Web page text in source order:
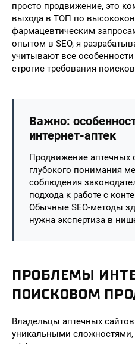
просто продвижение, это
выхода в ТОП по
фармацевтическим
опытом в SEO, я
учитывают все
строгие требования
Важно:
интернет-аптек
Продвижение аптечных
глубокого понимания
соблюдения
подхода к работе с
Обычные SEO-методы
нужна экспертиза в
ПРОБЛЕМЫ
ПОИСКОВОМ
Владельцы аптечных
уникальными